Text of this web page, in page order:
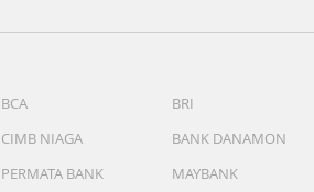
BCA
BRI
CIMB NIAGA
BANK DANAMON
PERMATA BANK
MAYBANK